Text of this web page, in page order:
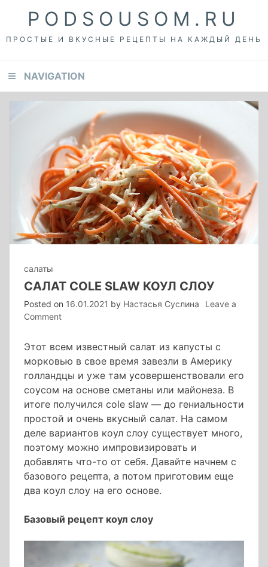
primary
content
footer
PODSOUSOM.RU
ПРОСТЫЕ И ВКУСНЫЕ РЕЦЕПТЫ НА КАЖДЫЙ ДЕНЬ
NAVIGATION
салаты
САЛАТ COLE SLAW КОУЛ СЛОУ
Posted on 16.01.2021 by Настасья Суслина
Leave a
Commenton
slaw
коул
слоу
Этот всем известный салат из капусты с
морковью в свое время завезли в Америку
голландцы и уже там усовершенствовали его
соусом на основе сметаны или майонеза. В
итоге получился cole slaw — до гениальности
простой и очень вкусный салат. На самом
деле вариантов коул слоу существует много,
поэтому можно импровизировать и
добавлять что-то от себя. Давайте начнем с
базового рецепта, а потом приготовим еще
два коул слоу на его основе.
Базовый рецепт коул слоу